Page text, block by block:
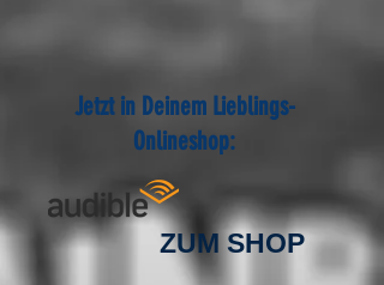
Jetzt in Deinem Lieblings-
Onlineshop:
ZUM SHOP